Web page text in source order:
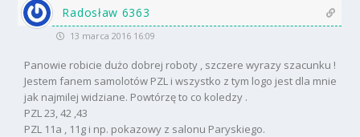
Radosław 6363
13 marca 2016 16:09
Panowie robicie dużo dobrej roboty , szczere wyrazy szacunku !
Jestem fanem samolotów PZL i wszystko z tym logo jest dla mnie
jak najmilej widziane. Powtórzę to co koledzy .
PZL 23, 42 ,43
PZL 11a , 11g i np. pokazowy z salonu Paryskiego.